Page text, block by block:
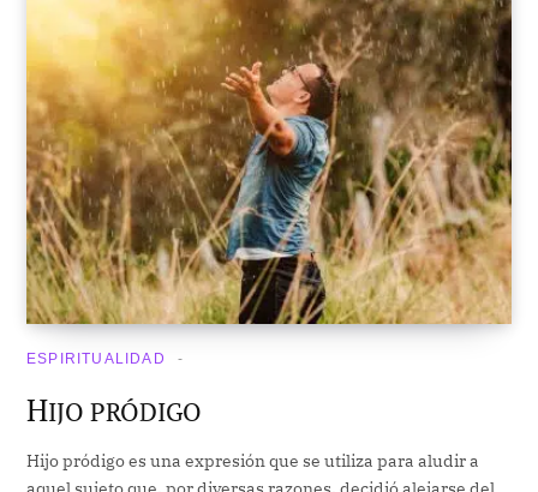
ESPIRITUALIDAD
HIJO PRÓDIGO
Hijo pródigo es una expresión que se utiliza para aludir a